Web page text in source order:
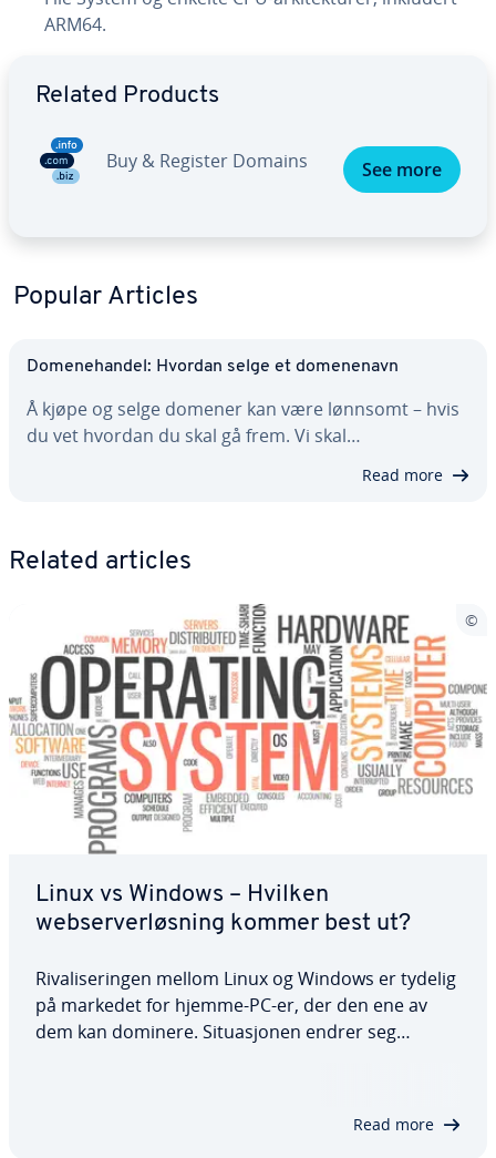
ARM64.
Related Products
Buy & Register Domains See more
Popular Articles
Domenehandel: Hvordan selge et domenenavn
Å kjøpe og selge domener kan være lønnsomt – hvis
du vet hvordan du skal gå frem. Vi skal…
Read more
Related articles
Linux vs Windows – Hvilken
webserverløsning kommer best ut?
Rivaliseringen mellom Linux og Windows er tydelig
på markedet for hjemme-PC-er, der den ene av
dem kan dominere. Situasjonen endrer seg
Read more